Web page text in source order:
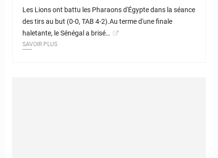
Les Lions ont battu les Pharaons d'Égypte dans la séance
des tirs au but (0-0, TAB 4-2).Au terme d'une finale
haletante, le Sénégal a brisé…
SAVOIR PLUS